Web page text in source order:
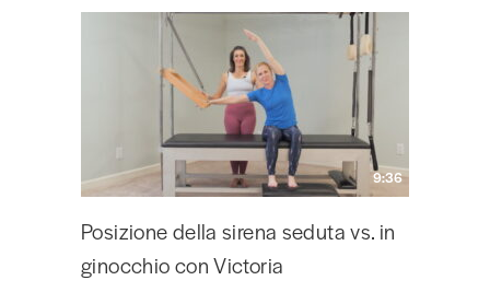
9:36
Posizione della sirena seduta vs. in
ginocchio con Victoria